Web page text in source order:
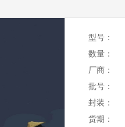
型号：
数量：
厂商：
批号：
封装：
货期：